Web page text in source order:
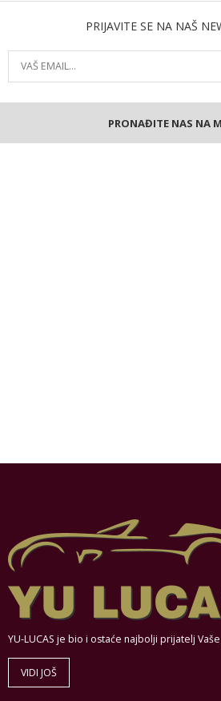
PRIJAVITE SE NA NAŠ
PRONAĐITE NAS NA
YU-LUCAS je bio i ostaće najbolji prijatelj
VIDI JOŠ